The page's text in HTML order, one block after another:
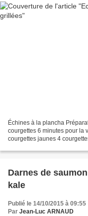
Échines à la plancha
courgettes 6 minutes pour la
courgettes jaunes 4
Darnes de
kale
Publié le 14/10/2015 à 09:55
Par Jean-Luc ARNAUD